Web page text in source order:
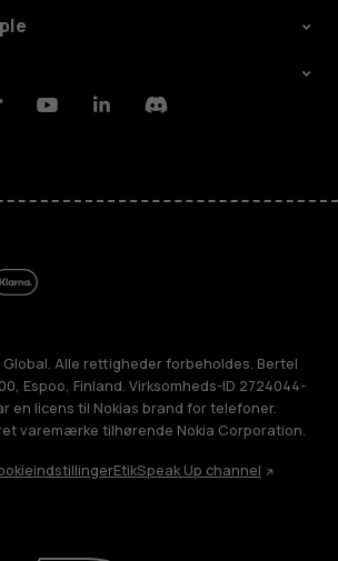
YoutubeLinkedinDiscord
Alle rettigheder forbeholdes. Bertel
Espoo, Finland. Virksomheds-ID 2724044-
en licens til Nokias brand for telefoner.
varemærke tilhørende Nokia Corporation.
EtikSpeak Up channel